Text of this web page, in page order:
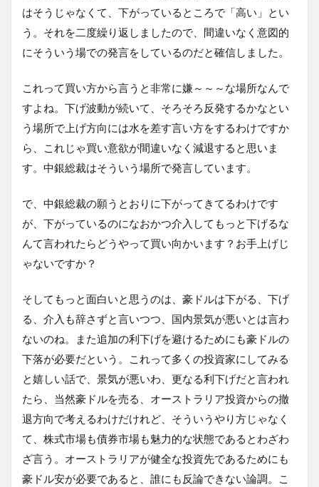
はそうじゃなくて、下がっているところで「高い」とい
う。それを二度繰り返しましたので、間違いなく意図的
にそういう場での発言をしているのだと確信しました。
これって買い方から言うと非常に嫌～～～な場所なんで
すよね。下げ波動が続いて、そろそろ反発するかなとい
う場所で上げ方向には水を差す言い方をするわけですか
ら、これじゃ買い意欲が間違いなく減退すると思いま
す。中銀総裁はそういう場所で発言しています。
で、中銀総裁の願うとおりに下がってきてるわけです
が、下がっているのになおかつ介入してもっと下げるな
んて言われたらどうやって買い向かいます？お手上げじ
ゃないですか？
そしてもっと面白いと思うのは、豪ドルは下がる、下げ
る、介入も辞さずと言いつつ、国内景気が悪いとは言わ
ないのね。また追加の利下げを避けるためにも豪ドルの
下落が必要だという。これって多くの投資家にしてみる
と嬉しい話で、景気が悪いわ、更なる利下げだと言われ
たら、当然豪ドルを売る、オーストラリア投資からの撤
退方向で考えるわけだけれど、そういうやり方じゃなく
て、株式市場も債券市場も魅力的な状態であるとわざわ
ざ言う。オーストラリアが健全な投資先であるためにも
豪ドル安が必要であると、誰にも反論できない論調。こ